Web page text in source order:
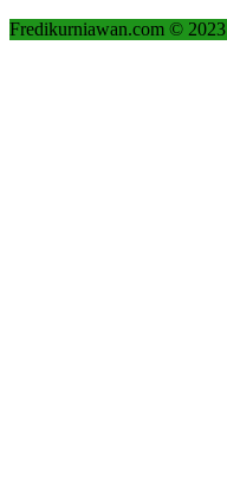
Fredikurniawan.com © 2023